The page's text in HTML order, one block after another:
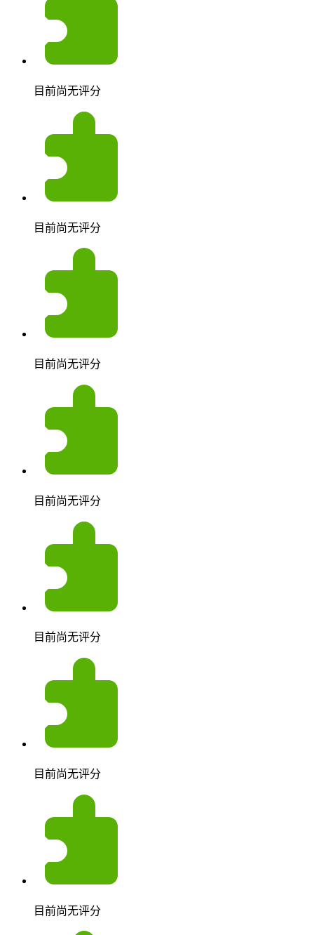
目前尚无评分
目前尚无评分
目前尚无评分
目前尚无评分
目前尚无评分
目前尚无评分
目前尚无评分